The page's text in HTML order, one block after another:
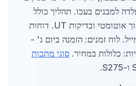
פלדה למבנים בעכו. תהליך כולל
חיתוך CNC, ריתוך אוטומטי ובדיקות UT. דוחות
לוח זמנים: הזמנה ביום ג' -
כלולות במחיר. סוגי מתכות